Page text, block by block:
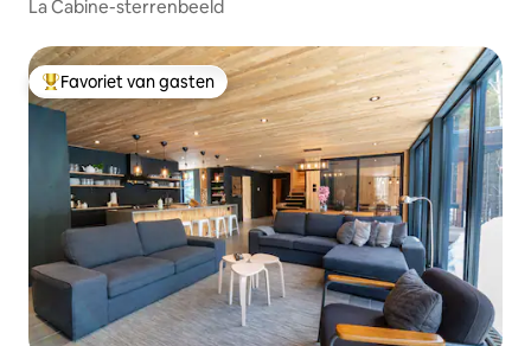
La Cabine-sterrenbeeld
Topfavoriet van gasten
Favoriet van gasten